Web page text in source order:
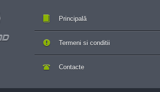
Principală
Contacte
Termeni si conditii